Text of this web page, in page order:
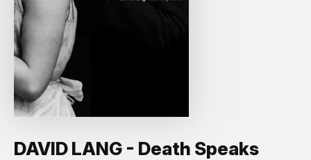
DAVID LANG - Death Speaks